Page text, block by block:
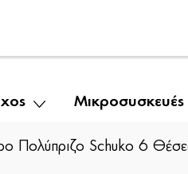
Μικροσυσκευές
Πολύπριζο Schuko 6